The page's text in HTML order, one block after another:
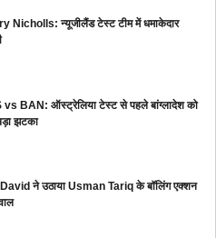
Nicholls: न्यूजीलैंड टेस्ट टीम में धमाकेदार
vs BAN: ऑस्ट्रेलिया टेस्ट से पहले बांग्लादेश को
झटका
ने उठाया Usman Tariq के बॉलिंग एक्शन